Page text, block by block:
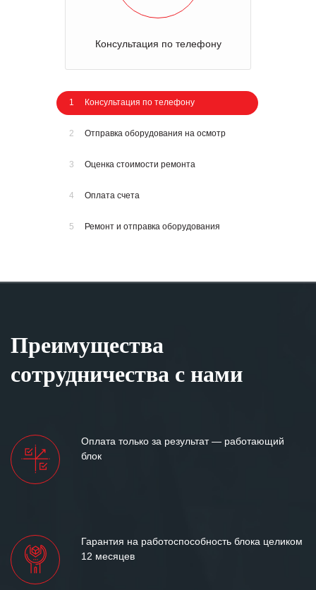
Консультация по телефону
1 Консультация по телефону
2 Отправка оборудования на осмотр
3 Оценка стоимости ремонта
4 Оплата счета
5 Ремонт и отправка оборудования
Преимущества
сотрудничества с нами
Оплата только за результат — работающий
блок
Гарантия на работоспособность блока целиком
12 месяцев